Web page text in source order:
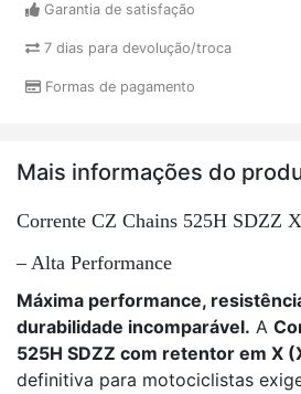
Garantia de satisfação
7 dias para devolução/troca
Formas de pagamento
Mais informações do
Corrente CZ Chains 525H SDZZ
– Alta Performance
Máxima performance,
durabilidade incomparável. A
525H SDZZ com retentor em X
definitiva para motociclistas